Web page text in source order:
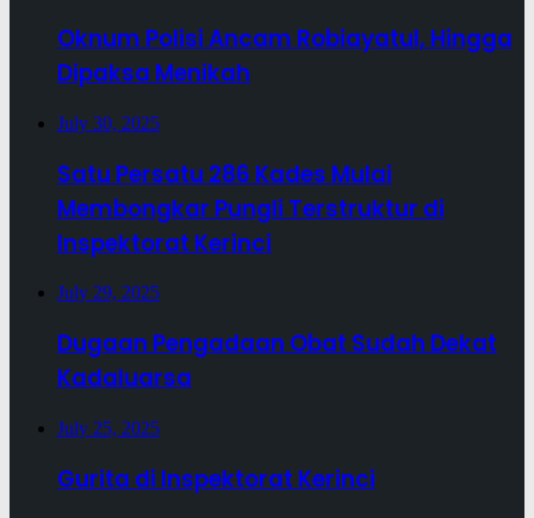
Oknum Polisi Ancam Robiayatul, Hingga
Dipaksa Menikah
July 30, 2025
Satu Persatu 286 Kades Mulai
Membongkar Pungli Terstruktur di
Inspektorat Kerinci
July 29, 2025
Dugaan Pengadaan Obat Sudah Dekat
Kadaluarsa
July 25, 2025
Gurita di Inspektorat Kerinci